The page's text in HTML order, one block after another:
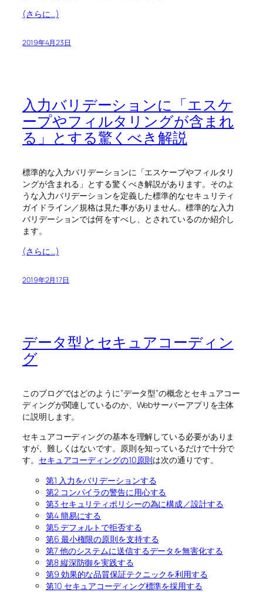
(さらに…)
2019年4月23日
入力バリデーションに「エスケ
ープやフィルタリングが含まれ
る」とする驚くべき解説
標準的な入力バリデーションに「エスケープやフィルタリ
ングが含まれる」とする驚くべき解説があります。そのよ
うな入力バリデーションを定義した標準的なセキュリティ
ガイドライン／規格は見た事がありません。標準的な入力
バリデーションでは何をすべし、とされているのか紹介し
ます。
(さらに…)
2019年2月17日
データ型とセキュアコーディン
グ
このブログではどのように”データ型”の概念とセキュアコー
ディングが関連しているのか、Webサーバーアプリを主体
に説明します。
セキュアコーディングの基本を理解している必要がありま
すが、難しくはないです。原則を知っているだけで十分で
す。 セキュアコーディングの10原則は次の通りです。
第1 入力をバリデーションする
第2 コンパイラの警告に用心する
第3 セキュリティポリシーの為に構成／設計する
第4 簡易にする
第5 デフォルトで拒否する
第6 最小権限の原則を支持する
第7 他のシステムに送信するデータを無害化する
第8 縦深防御を実践する
第9 効果的な品質保証テクニックを利用する
第10 セキュアコーディング標準を採用する